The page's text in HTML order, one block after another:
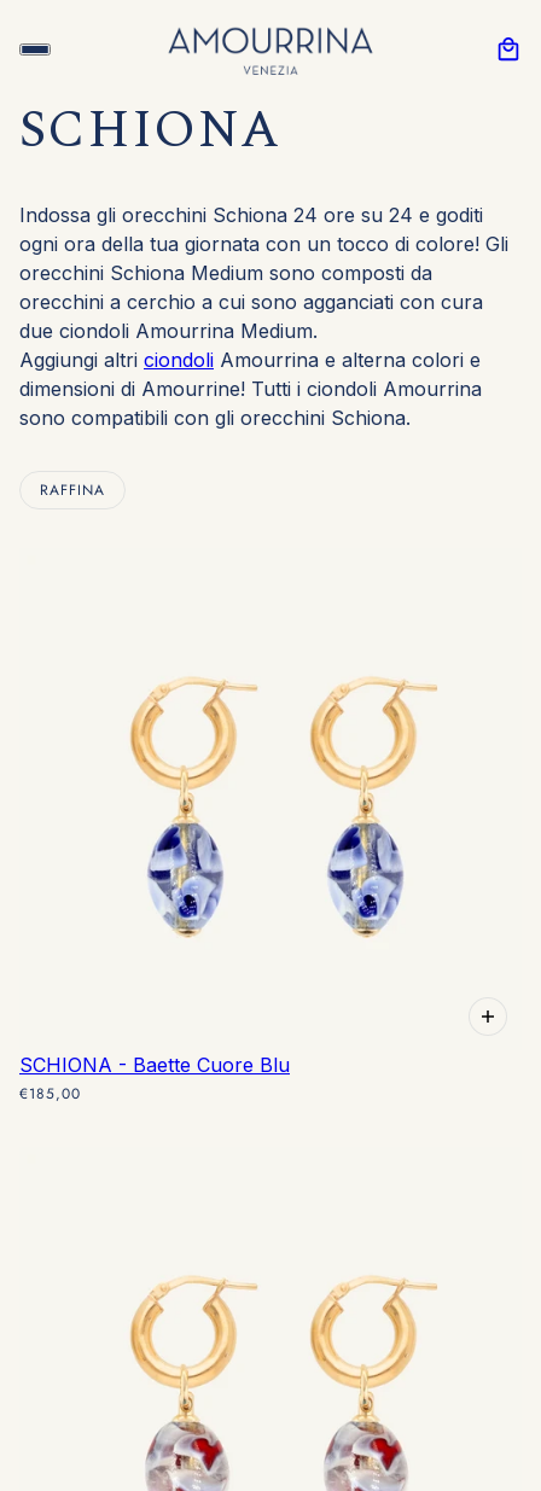
SCHIONA
Indossa gli orecchini Schiona 24 ore su 24 e goditi
ogni ora della tua giornata con un tocco di colore! Gli
orecchini Schiona Medium sono composti da
orecchini a cerchio a cui sono agganciati con cura
due ciondoli Amourrina Medium.
Aggiungi altri ciondoli Amourrina e alterna colori e
dimensioni di Amourrine! Tutti i ciondoli Amourrina
sono compatibili con gli orecchini Schiona.
RAFFINA
SCHIONA - Baette Cuore Blu
€185,00